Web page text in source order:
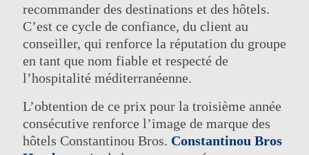
recommander des destinations et des hôtels.
C’est ce cycle de confiance, du client au
conseiller, qui renforce la réputation du groupe
en tant que nom fiable et respecté de
l’hospitalité méditerranéenne.
L’obtention de ce prix pour la troisième année
consécutive renforce l’image de marque des
hôtels Constantinou Bros. Constantinou Bros